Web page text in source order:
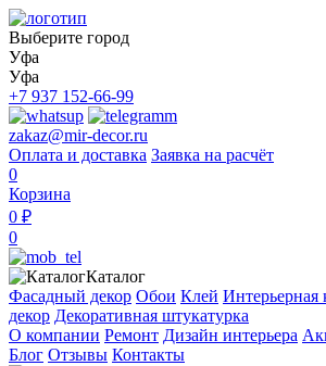
Выберите город
Уфа
Уфа
+7 937 152-66-99
zakaz@mir-decor.ru
Оплата и доставка Заявка на расчёт
0
Корзина
0 ₽
0
Каталог
Фасадный декор Обои Клей Интерьерная
декор Декоративная штукатурка
О компании Ремонт Дизайн интерьера
Блог Отзывы Контакты